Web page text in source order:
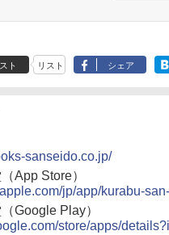
ト リスト シェア
sanseido.co.jp/
App Store）
jp/app/kurabu-
Google Play）
store/apps/